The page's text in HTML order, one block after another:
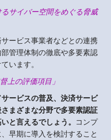
サイバー空間をめぐる脅威
ービス事業者などとの連携
管理体制の徹底や多要素認
います。
上の評価項目」
ービスの普及、決済サービ
まざまな分野で多要素認証
と言えるでしょう。 コンプ
早期に導入を検討すること